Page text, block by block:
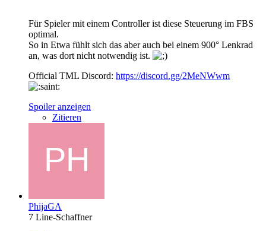
Für Spieler mit einem Controller ist diese Steuerung im FBS
optimal.
So in Etwa fühlt sich das aber auch bei einem 900° Lenkrad
an, was dort nicht notwendig ist.
Official TML Discord: https://discord.gg/2MeNWwm
Spoiler anzeigen
Zitieren
PhijaGA
7 Line-Schaffner